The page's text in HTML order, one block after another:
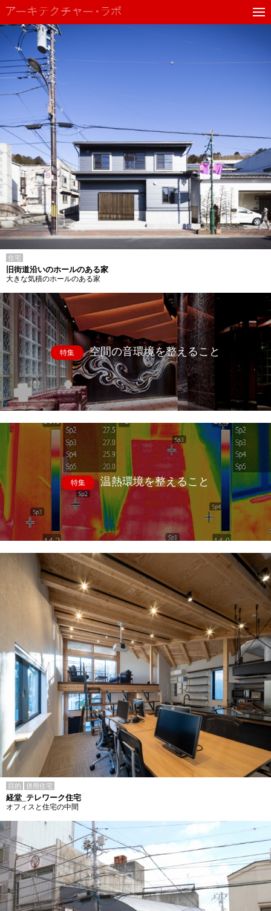
住宅
旧街道沿いのホールのある家
大きな気積のホールのある家
特集 空間の音環境を整えること
特集 温熱環境を整えること
目的 併用住宅
経堂_テレワーク住宅
オフィスと住宅の中間